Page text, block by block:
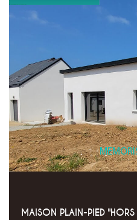
MAISON PLAIN-PIED